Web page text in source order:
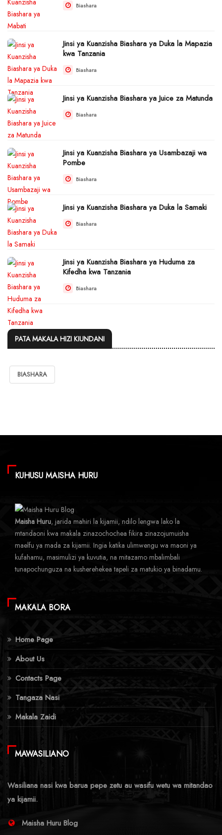
Biashara
Jinsi ya Kuanzisha Biashara ya Duka la Mapazia
kwa Tanzania
Biashara
Jinsi ya Kuanzisha Biashara ya Juice za Matunda
Biashara
Jinsi ya Kuanzisha Biashara ya Usambazaji wa
Pombe
Biashara
Jinsi ya Kuanzisha Biashara ya Duka la Samaki
Biashara
Jinsi ya Kuanzisha Biashara ya Huduma za
Kifedha kwa Tanzania
Biashara
PATA MAKALA HIZI KIUNDANI
BIASHARA
KUHUSU MAISHA HURU
Maisha Huru, jarida mahiri la kijamii, ndilo lengwa lako la
mtandaoni kwa makala zinazochochea fikira zinazojumuisha
maelfu ya mada za kijamii. Ingia katika ulimwengu wa maoni ya
kufahamu, masimulizi ya kuvutia, na mitazamo mbalimbali
tunapochunguza na kusherehekea tapeli za matukio ya binadamu.
MAKALA BORA
Home Page
About Us
Contacts Page
Tangaza Nasi
Makala Zaidi
MAWASILIANO
Wasiliana nasi kwa barua pepe zetu au wasifu wetu wa mitandao
ya kijamii.
Maisha Huru Blog